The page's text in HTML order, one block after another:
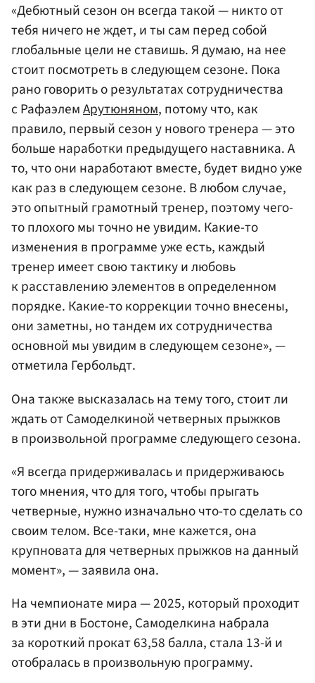
«Дебютный сезон он всегда такой — никто от
тебя ничего не ждет, и ты сам перед собой
глобальные цели не ставишь. Я думаю, на нее
стоит посмотреть в следующем сезоне. Пока
рано говорить о результатах сотрудничества
с РафаэлемАрутюняном, потому что, как
правило, первый сезон у нового тренера — это
больше наработки предыдущего наставника. А
то, что они наработают вместе, будет видно уже
как раз в следующем сезоне. В любом случае,
это опытный грамотный тренер, поэтому чего-
то плохого мы точно не увидим. Какие-то
изменения в программе уже есть, каждый
тренер имеет свою тактику и любовь
к расставлению элементов в определенном
порядке. Какие-то коррекции точно внесены,
они заметны, но тандем их сотрудничества
основной мы увидим в следующем сезоне», —
отметила Гербольдт.
Она также высказалась на тему того, стоит ли
ждать от Самоделкиной четверных прыжков
в произвольной программе следующего сезона.
«Я всегда придерживалась и придерживаюсь
того мнения, что для того, чтобы прыгать
четверные, нужно изначально что-то сделать со
своим телом. Все-таки, мне кажется, она
крупновата для четверных прыжков на данный
момент», — заявила она.
На чемпионате мира — 2025, который проходит
в эти дни в Бостоне, Самоделкина набрала
за короткий прокат 63,58 балла, стала 13-й и
отобралась в произвольную программу.